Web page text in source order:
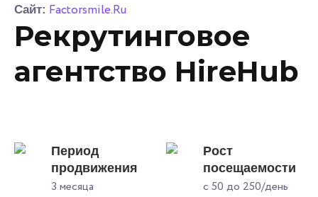
Сайт: Factorsmile.Ru
Рекрутинговое
агентство HireHub
Период
продвижения
3 месяца
Рост
посещаемости
с 50 до 250/день